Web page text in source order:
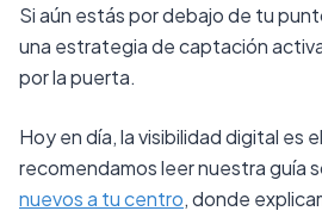
Si aún estás por debajo de tu
una estrategia de captación
por la puerta.
Hoy en día, la visibilidad digital es
recomendamos leer nuestra guía
nuevos a tu centro, donde